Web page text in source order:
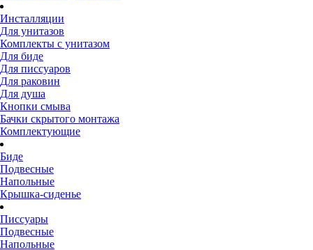
Инсталляции
Для унитазов
Комплекты с унитазом
Для биде
Для писсуаров
Для раковин
Для душа
Кнопки смыва
Бачки скрытого монтажа
Комплектующие
Биде
Подвесные
Напольные
Крышка-сиденье
Писсуары
Подвесные
Напольные